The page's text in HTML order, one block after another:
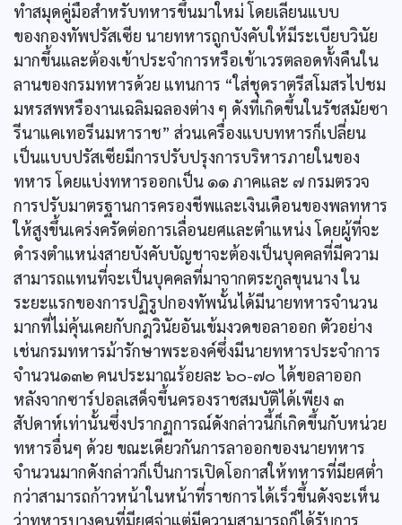
ทำสมุดคู่มือสำหรับทหารขึ้นมาใหม่ โดยเลียนแบบ
ของกองทัพปรัสเซีย นายทหารถูกบังคับให้มีระเบียบวินัย
มากขึ้นและต้องเข้าประจำการหรือเข้าเวรตลอดทั้งคืนใน
ลานของกรมทหารด้วย แทนการ “ใส่ชุดราตรีสโมสรไปชม
มหรสพหรืองานเฉลิมฉลองต่าง ๆ ดังที่เกิดขึ้นในรัชสมัยซา
รีนาแคเทอรีนมหาราช” ส่วนเครื่องแบบทหารก็เปลี่ยน
เป็นแบบปรัสเซียมีการปรับปรุงการบริหารภายในของ
ทหาร โดยแบ่งทหารออกเป็น ๑๑ ภาคและ ๗ กรมตรวจ
การปรับมาตรฐานการครองชีพและเงินเดือนของพลทหาร
ให้สูงขึ้นเคร่งครัดต่อการเลื่อนยศและตำแหน่ง โดยผู้ที่จะ
ดำรงตำแหน่งสายบังคับบัญชาจะต้องเป็นบุคคลที่มีความ
สามารถแทนที่จะเป็นบุคคลที่มาจากตระกูลขุนนาง ใน
ระยะแรกของการปฏิรูปกองทัพนั้นได้มีนายทหารจำนวน
มากที่ไม่คุ้นเคยกับกฎวินัยอันเข้มงวดขอลาออก ตัวอย่าง
เช่นกรมทหารม้ารักษาพระองค์ซึ่งมีนายทหารประจำการ
จำนวน๑๓๒ คนประมาณร้อยละ ๖๐-๗๐ ได้ขอลาออก
หลังจากซาร์ปอลเสด็จขึ้นครองราชสมบัติได้เพียง ๓
สัปดาห์เท่านั้นซึ่งปรากฏการณ์ดังกล่าวนี้ก็เกิดขึ้นกับหน่วย
ทหารอื่นๆ ด้วย ขณะเดียวกันการลาออกของนายทหาร
จำนวนมากดังกล่าวก็เป็นการเปิดโอกาสให้ทหารที่มียศตํ่า
กว่าสามารถก้าวหน้าในหน้าที่ราชการได้เร็วขึ้นดังจะเห็น
ว่าทหารบางคนที่มียศจ่าแต่มีความสามารถก็ได้รับการ